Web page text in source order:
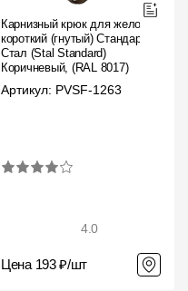
Карнизный крюк для желоба
короткий (гнутый) Стандарт
Стал (Stal Standard)
Коричневый, (RAL 8017)
Артикул: PVSF-1263
4.0
Цена 193 ₽/шт